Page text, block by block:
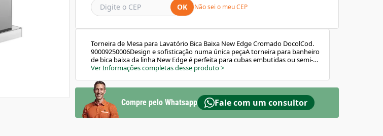
OK Não sei o meu CEP
Torneira de Mesa para Lavatório Bica Baixa New Edge Cromado DocolCod.
90009250006Design e sofisticação numa única peçaA torneira para banheiro
de bica baixa da linha New Edge é perfeita para cubas embutidas ou semi-
embutidas. O mesmo produto está disponível em outras cinco cores, para
feito com a tecnologia DocolChroma®, que garante mais durabilidade na
peça. Assim como todos os produtos da Docol, a torneira da linha New Edge
é testada e tem Garantia Toda Vida. Outro benefício é o arejador embutido.
Essa tecnologia possibilita a mistura do ar e da água na saída da bica e evita
respingos ao ligar e desligar. Essa mesma tecnologia proporciona uma
Ver Informações completas desse produto>
Compre pelo Whatsapp Fale com um consultor